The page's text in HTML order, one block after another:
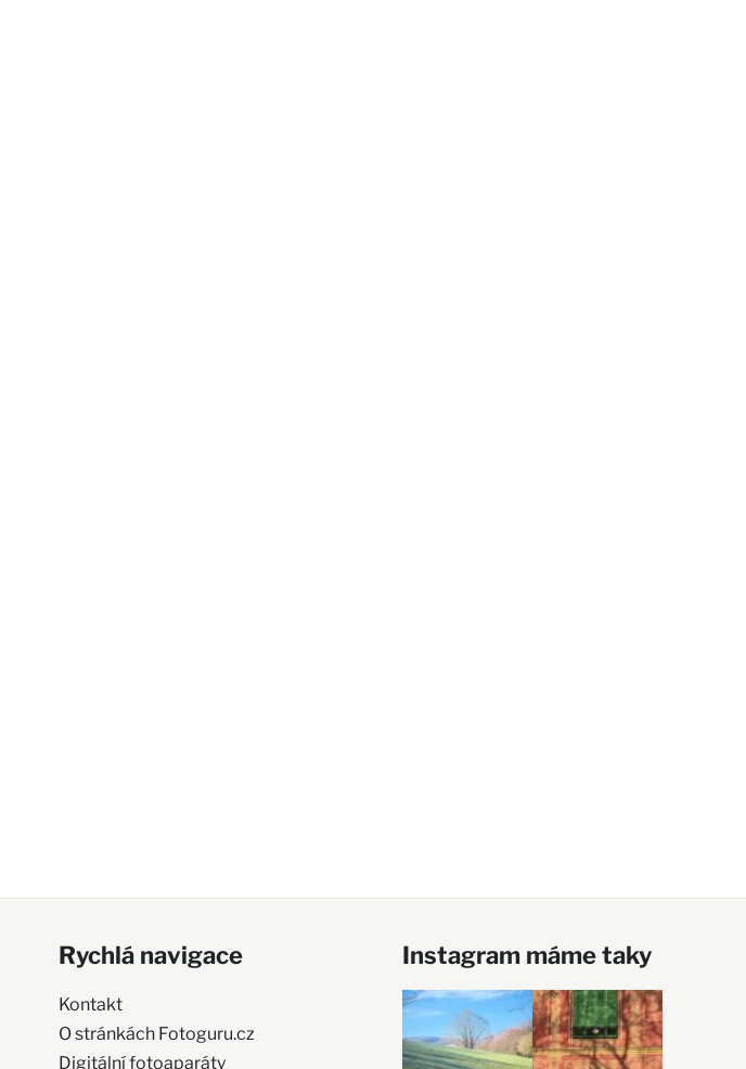
Rychlá navigace
Kontakt
O stránkách Fotoguru.cz
Digitální fotoaparáty
Instagram máme taky